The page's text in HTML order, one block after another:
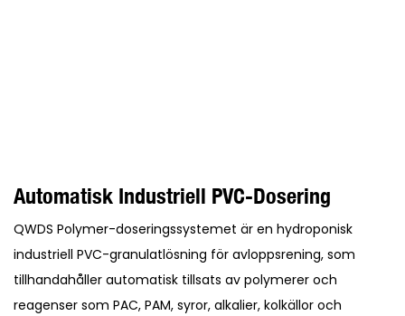
Automatisk Industriell PVC-Dosering
QWDS Polymer-doseringssystemet är en hydroponisk
industriell PVC-granulatlösning för avloppsrening, som
tillhandahåller automatisk tillsats av polymerer och
reagenser som PAC, PAM, syror, alkalier, kolkällor och